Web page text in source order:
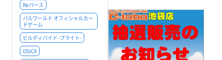
Reバース
パルワールド オフィシャルカー
ドゲーム
ビルディバイド -ブライト-
OSICA